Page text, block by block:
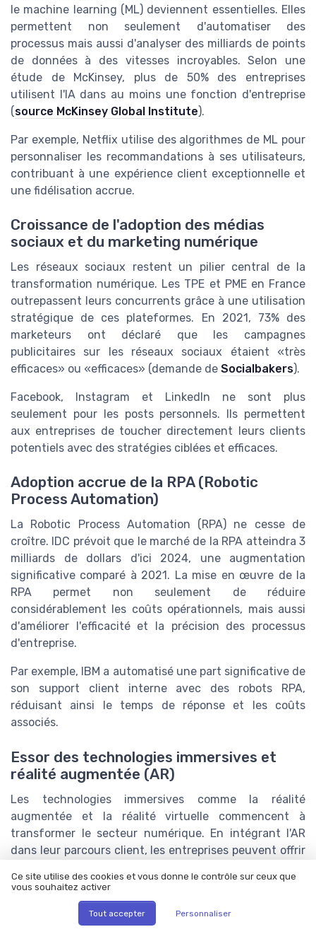
le machine learning (ML) deviennent essentielles. Elles
permettent non seulement d'automatiser des
processus mais aussi d'analyser des milliards de points
de données à des vitesses incroyables. Selon une
étude de McKinsey, plus de 50% des entreprises
utilisent l'IA dans au moins une fonction d'entreprise
(source McKinsey Global Institute).
Par exemple, Netflix utilise des algorithmes de ML pour
personnaliser les recommandations à ses utilisateurs,
contribuant à une expérience client exceptionnelle et
une fidélisation accrue.
Croissance de l'adoption des médias
sociaux et du marketing numérique
Les réseaux sociaux restent un pilier central de la
transformation numérique. Les TPE et PME en France
outrepassent leurs concurrents grâce à une utilisation
stratégique de ces plateformes. En 2021, 73% des
marketeurs ont déclaré que les campagnes
publicitaires sur les réseaux sociaux étaient «très
efficaces» ou «efficaces» (demande de Socialbakers).
Facebook, Instagram et LinkedIn ne sont plus
seulement pour les posts personnels. Ils permettent
aux entreprises de toucher directement leurs clients
potentiels avec des stratégies ciblées et efficaces.
Adoption accrue de la RPA (Robotic
Process Automation)
La Robotic Process Automation (RPA) ne cesse de
croître. IDC prévoit que le marché de la RPA atteindra 3
milliards de dollars d'ici 2024, une augmentation
significative comparé à 2021. La mise en œuvre de la
RPA permet non seulement de réduire
considérablement les coûts opérationnels, mais aussi
d'améliorer l'efficacité et la précision des processus
d'entreprise.
Par exemple, IBM a automatisé une part significative de
son support client interne avec des robots RPA,
réduisant ainsi le temps de réponse et les coûts
associés.
Essor des technologies immersives et
réalité augmentée (AR)
Les technologies immersives comme la réalité
augmentée et la réalité virtuelle commencent à
transformer le secteur numérique. En intégrant l'AR
dans leur parcours client, les entreprises peuvent offrir
Forrester, les investissements dans ces technologies
devraient doubler d'ici 2025 (
De grandes entreprises comme IKEA ont développé des
Ce site utilise des cookies et vous donne le contrôle sur ceux que
vous souhaitez activer
Tout accepter Personnaliser